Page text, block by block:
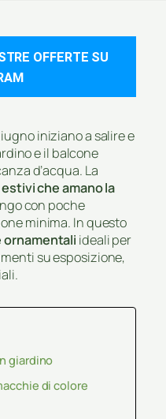
OFFERTE SU
iniziano a salire e
e il balcone
d’acqua. La
che amano la
con poche
minima. In questo
ornamentali ideali per
su esposizione,
giardino
di colore